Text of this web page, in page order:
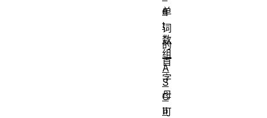
单
词
的
首
字
母
可
e
t
数
组
A
S
C
II